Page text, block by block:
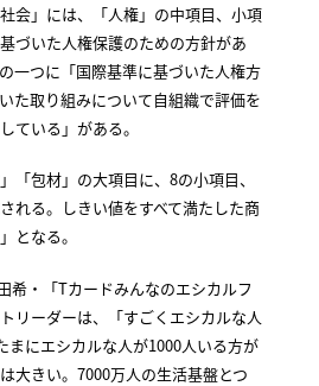
会」には、「人権」の中項目、小項
づいた人権保護のための方針があ
一つに「国際基準に基づいた人権方
た取り組みについて自組織で評価を
ている」がある。
「包材」の大項目に、8の小項目、
れる。しきい値をすべて満たした商
となる。
希・「Tカードみんなのエシカルフ
リーダーは、「すごくエシカルな人
まにエシカルな人が1000人いる方が
大きい。7000万人の生活基盤とつ